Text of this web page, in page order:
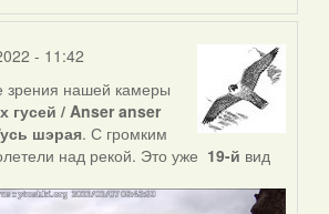
- 11:42
зрения нашей камеры
гусей / Anser anser
шэрая. С громким
над рекой. Это уже 19-й вид